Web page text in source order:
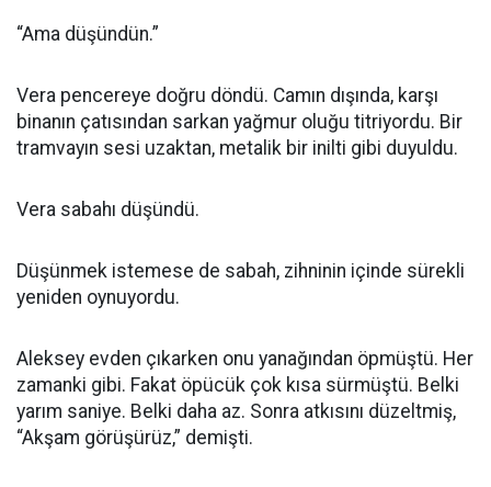
“Ama düşündün.”
Vera pencereye doğru döndü. Camın dışında, karşı
binanın çatısından sarkan yağmur oluğu titriyordu. Bir
tramvayın sesi uzaktan, metalik bir inilti gibi duyuldu.
Vera sabahı düşündü.
Düşünmek istemese de sabah, zihninin içinde sürekli
yeniden oynuyordu.
Aleksey evden çıkarken onu yanağından öpmüştü. Her
zamanki gibi. Fakat öpücük çok kısa sürmüştü. Belki
yarım saniye. Belki daha az. Sonra atkısını düzeltmiş,
“Akşam görüşürüz,” demişti.